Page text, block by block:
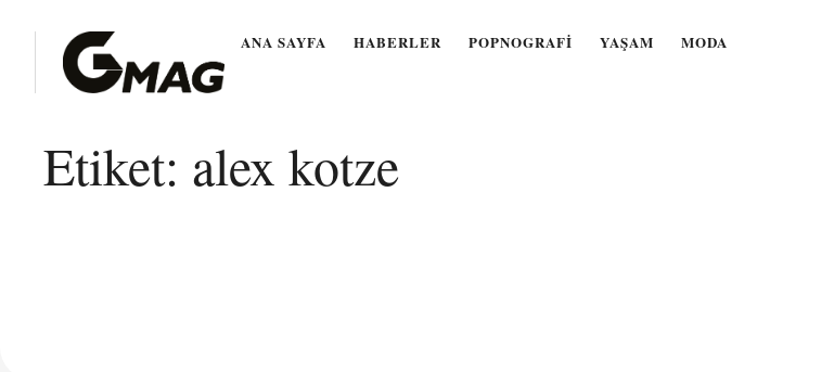
ANA SAYFA HABERLER POPNOGRAFI YAŞAM MODA
Etiket: alex kotze